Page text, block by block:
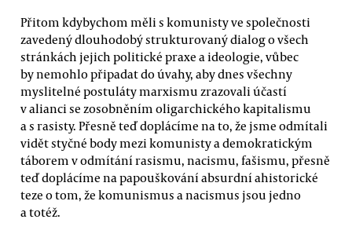
Přitom kdybychom měli s komunisty ve společnosti
zavedený dlouhodobý strukturovaný dialog o všech
stránkách jejich politické praxe a ideologie, vůbec
by nemohlo připadat do úvahy, aby dnes všechny
myslitelné postuláty marxismu zrazovali účastí
v alianci se zosobněním oligarchického kapitalismu
a s rasisty. Přesně teď doplácíme na to, že jsme odmítali
vidět styčné body mezi komunisty a demokratickým
táborem v odmítání rasismu, nacismu, fašismu, přesně
teď doplácíme na papouškování absurdní ahistorické
teze o tom, že komunismus a nacismus jsou jedno
a totéž.